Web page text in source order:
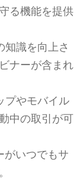
る機能を提供
知識を向上さ
ナーが含まれ
プやモバイル
中の取引が可
がいつでもサ